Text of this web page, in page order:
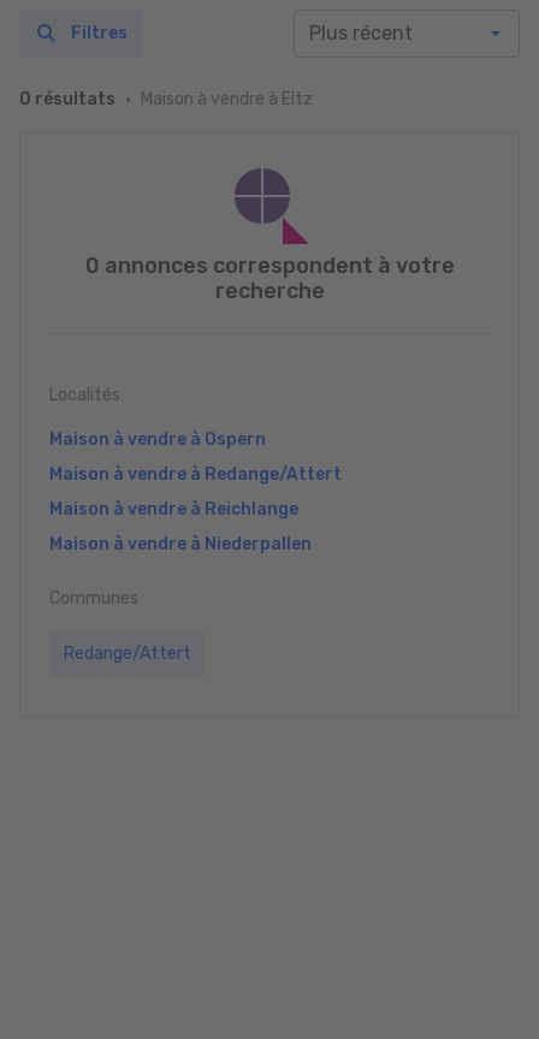
0 résultats Maison à vendre à Eltz
Filtres
0 annonces correspondent à votre
recherche
Localités
Maison à vendre à Ospern
Maison à vendre à Redange/Attert
Maison à vendre à Reichlange
Maison à vendre à Niederpallen
Communes
Redange/Attert